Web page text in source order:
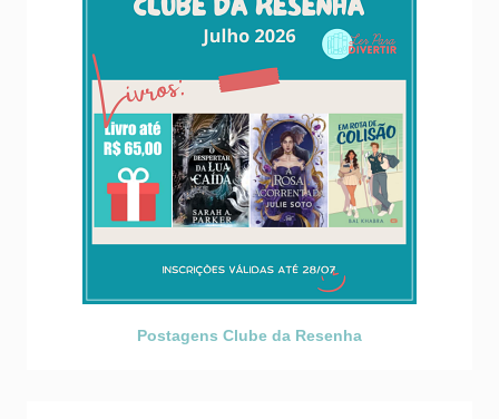
Postagens Clube da Resenha